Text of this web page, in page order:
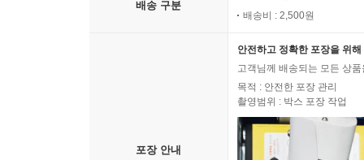
배송 구분
배송비 : 2,500원
포장 안내
안전하고 정확한 포장을 위
고객님께 배송되는 모든 상
목적 : 안전한 포장 관리
촬영범위 : 박스 포장 작업